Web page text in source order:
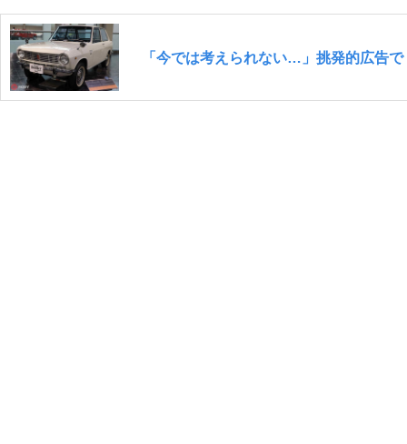
「今では考えられない…」挑発的広告